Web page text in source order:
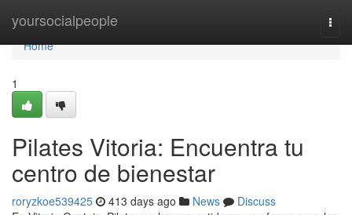
yoursocialpeople
Home
Home
1
Pilates Vitoria: Encuentra tu
centro de bienestar
roryzkoe539425 413 days ago News
Discuss